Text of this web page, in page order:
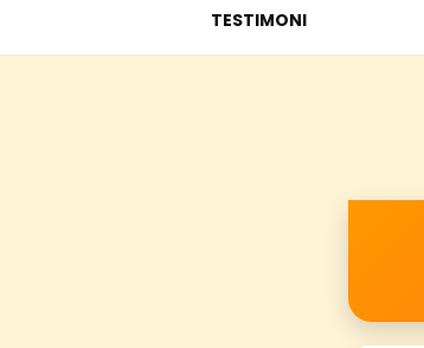
TESTIMONI